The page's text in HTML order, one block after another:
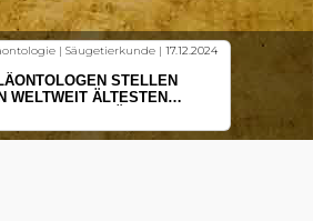
| Säugetierkunde | 17.12.2024
STELLEN
WELTWEIT ÄLTESTEN